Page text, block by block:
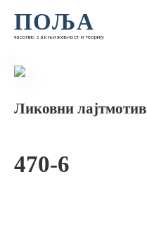
ПОЉА
часопис за књижевност и теорију
Ликовни лајтмотив
470-6